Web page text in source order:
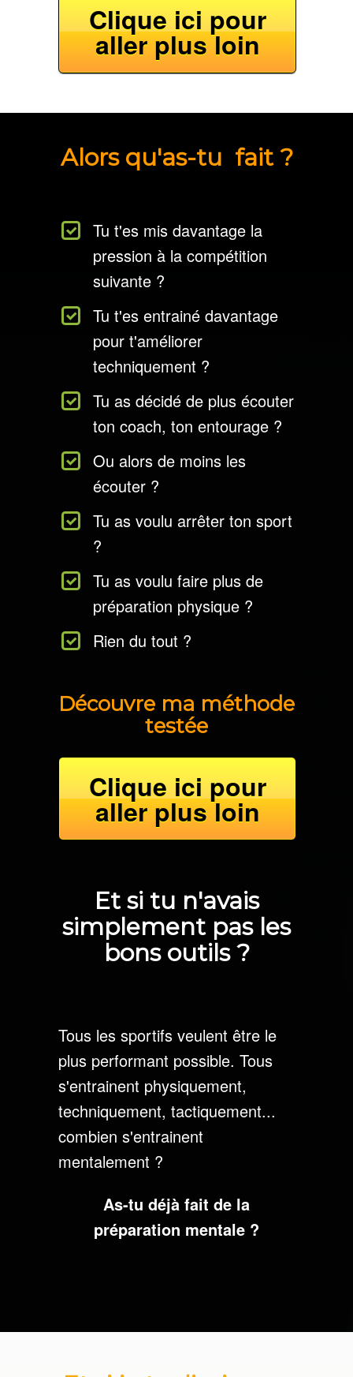
Clique ici pour
aller plus loin
Alors qu'as-tu fait ?
Tu t'es mis davantage la
pression à la compétition
suivante ?
Tu t'es entrainé davantage
pour t'améliorer
techniquement ?
Tu as décidé de plus écouter
ton coach, ton entourage ?
Ou alors de moins les
écouter ?
Tu as voulu arrêter ton sport
?
Tu as voulu faire plus de
préparation physique ?
Rien du tout ?
Découvre ma méthode
testée
Clique ici pour
aller plus loin
Et si tu n'avais
simplement pas les
bons outils ?
Tous les sportifs veulent être le
plus performant possible. Tous
s'entrainent physiquement,
techniquement, tactiquement...
combien s'entrainent
mentalement ?
As-tu déjà fait de la
préparation mentale ?